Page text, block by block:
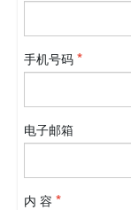
手机号码
电子邮箱
内 容